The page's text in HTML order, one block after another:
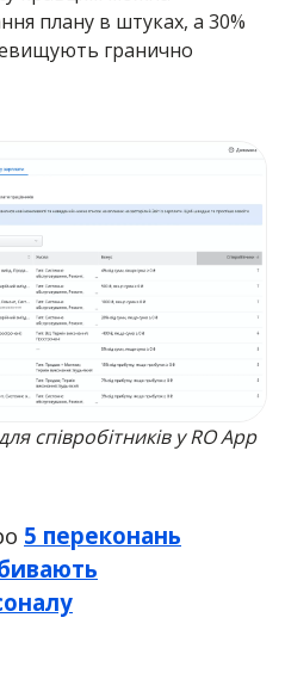
плану в штуках, а 30%
гранично
співробітників у RO App
5 переконань